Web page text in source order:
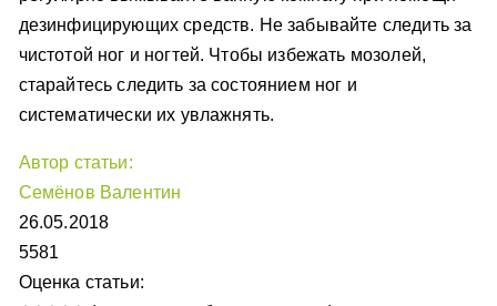
дезинфицирующих средств. Не забывайте следить за
чистотой ног и ногтей. Чтобы избежать мозолей,
старайтесь следить за состоянием ног и
систематически их увлажнять.
Автор статьи:
Семёнов Валентин
26.05.2018
5581
Оценка статьи: